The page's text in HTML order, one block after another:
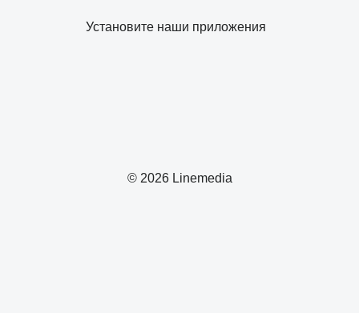
© 2026 Linemedia
Установите наши приложения